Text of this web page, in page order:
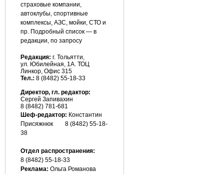
страховые компании,
автоклубы, спортивные
комплексы, АЗС, мойки, СТО и
пр. Подробный список — в
редакции, по запросу
Редакция: г. Тольятти,
ул. Юбилейная, 1А. ТОЦ
Линкор, Офис 315
Тел.: 8 (8482) 55-18-33
Директор, гл. редактор:
Сергей Запивахин
8 (8482) 781-681
Шеф-редактор: Константин
Присяжнюк 8 (8482) 55-18-
38
Отдел распространения:
8 (8482) 55-18-33
Реклама: Ольга Романова